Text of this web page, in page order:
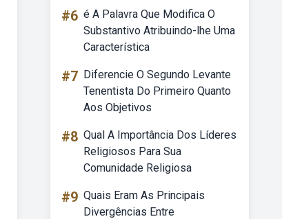
#6 é A Palavra Que Modifica O
Substantivo Atribuindo-lhe Uma
Característica
#7 Diferencie O Segundo Levante
Tenentista Do Primeiro Quanto
Aos Objetivos
#8 Qual A Importância Dos Líderes
Religiosos Para Sua
Comunidade Religiosa
#9 Quais Eram As Principais
Divergências Entre